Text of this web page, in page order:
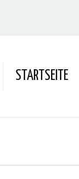
STARTSEITE